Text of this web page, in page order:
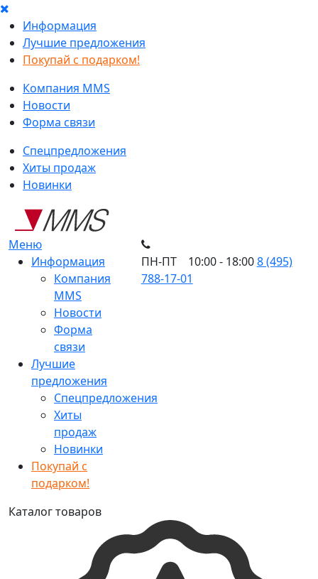
Информация
Лучшие предложения
Покупай с подарком!
Компания MMS
Новости
Форма связи
Спецпредложения
Хиты продаж
Новинки
Меню
Информация
Компания
MMS
Новости
Форма
связи
Лучшие
предложения
Спецпредложения
Хиты
продаж
Новинки
Покупай с
подарком!
ПН-ПТ 10:00 - 18:008 (495)
788-17-01
Каталог товаров